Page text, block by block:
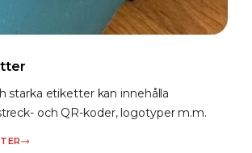
starka etiketter kan innehålla
och QR-koder, logotyper m.m.